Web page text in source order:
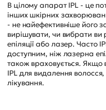
В цілому апарат IPL - це
інших шкірних
- не найефективніше його
вирішувати, чи вибрати
епіляції або лазер. Часто
доступним, ніж лазерна
також враховується. Якщо
IPL для видалення волосся,
лікування.